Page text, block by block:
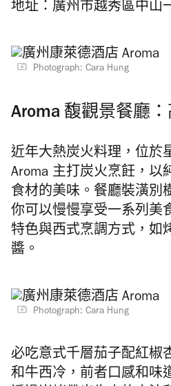
地址：廣州市越秀區中山
Photograph: Cara Hung
Aroma 馥觀景餐廳
近年大熱炭火料理，位於
Aroma 主打炭火烹飪，以
食材的美味。餐廳裝潢別
你可以慢慢享受一系列美
特色與西式烹調方式，如
醬。
Photograph: Cara Hung
必吃意式千層茄子配紅椒
和牛西冷，前者口感和味